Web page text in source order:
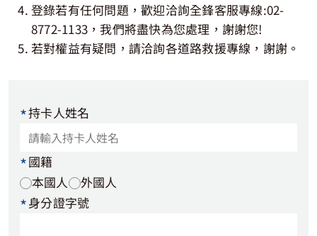
登錄若有任何問題，歡迎洽詢全鋒客服專線:02-
8772-1133 ，我們將盡快為您處理，謝謝您!
若對權益有疑問，請洽詢各道路救援專線，謝謝。
*持卡人姓名
*國籍
本國人
外國人
*身分證字號